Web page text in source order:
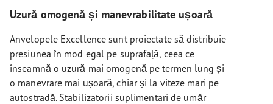
Uzură omogenă și manevrabilitate ușoară
Anvelopele Excellence sunt proiectate să distribuie
presiunea în mod egal pe suprafață, ceea ce
înseamnă o uzură mai omogenă pe termen lung și
o manevrare mai ușoară, chiar și la viteze mari pe
autostradă. Stabilizatorii suplimentari de umăr